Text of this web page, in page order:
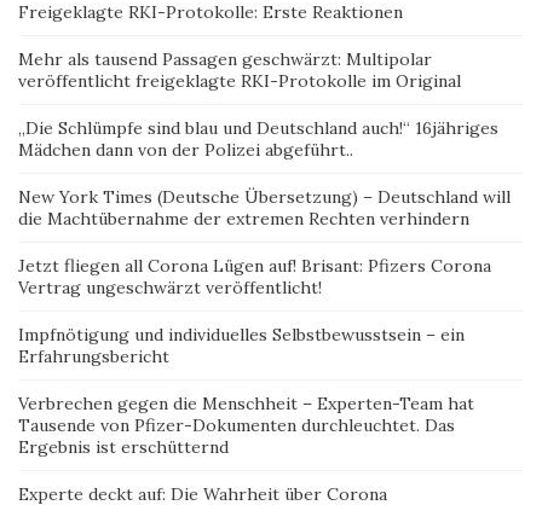
Freigeklagte RKI-Protokolle: Erste Reaktionen
Mehr als tausend Passagen geschwärzt: Multipolar
veröffentlicht freigeklagte RKI-Protokolle im Original
„Die Schlümpfe sind blau und Deutschland auch!“ 16jähriges
Mädchen dann von der Polizei abgeführt..
New York Times (Deutsche Übersetzung) – Deutschland will
die Machtübernahme der extremen Rechten verhindern
Jetzt fliegen all Corona Lügen auf! Brisant: Pfizers Corona
Vertrag ungeschwärzt veröffentlicht!
Impfnötigung und individuelles Selbstbewusstsein – ein
Erfahrungsbericht
Verbrechen gegen die Menschheit – Experten-Team hat
Tausende von Pfizer-Dokumenten durchleuchtet. Das
Ergebnis ist erschütternd
Experte deckt auf: Die Wahrheit über Corona